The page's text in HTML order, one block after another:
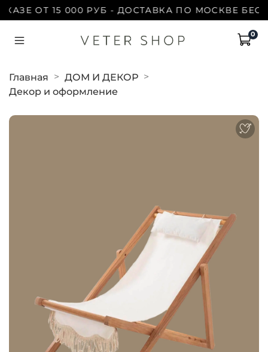
ОТ 15 000 РУБ - ДОСТАВКА ПО МОСКВЕ
0
Главная
ДОМ И ДЕКОР
Декор и оформление